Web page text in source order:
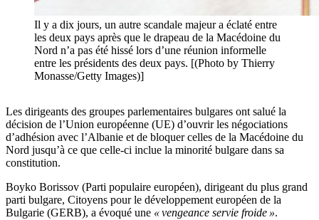
Il y a dix jours, un autre scandale majeur a éclaté entre
les deux pays après que le drapeau de la Macédoine du
Nord n’a pas été hissé lors d’une réunion informelle
entre les présidents des deux pays. [(Photo by Thierry
Monasse/Getty Images)]
Les dirigeants des groupes parlementaires bulgares ont salué la
décision de l’Union européenne (UE) d’ouvrir les négociations
d’adhésion avec l’Albanie et de bloquer celles de la Macédoine du
Nord jusqu’à ce que celle-ci inclue la minorité bulgare dans sa
constitution.
Boyko Borissov (Parti populaire européen), dirigeant du plus grand
parti bulgare, Citoyens pour le développement européen de la
Bulgarie (GERB), a évoqué une « vengeance servie froide ».